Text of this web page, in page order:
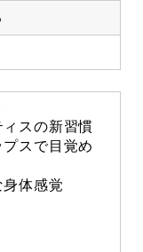
ィスの新習慣
プスで目覚め
身体感覚